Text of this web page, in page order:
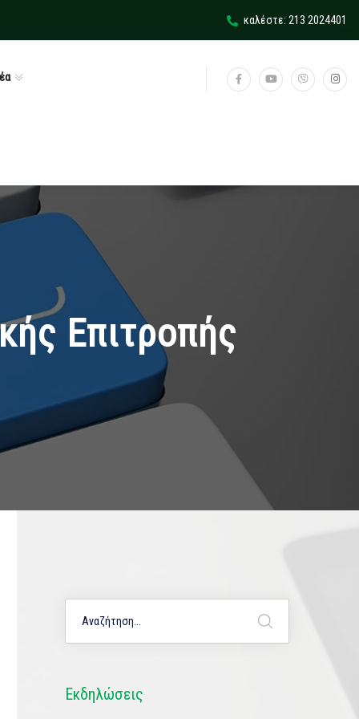
καλέστε: 213 2024401
Επιτροπής
Εκδηλώσεις